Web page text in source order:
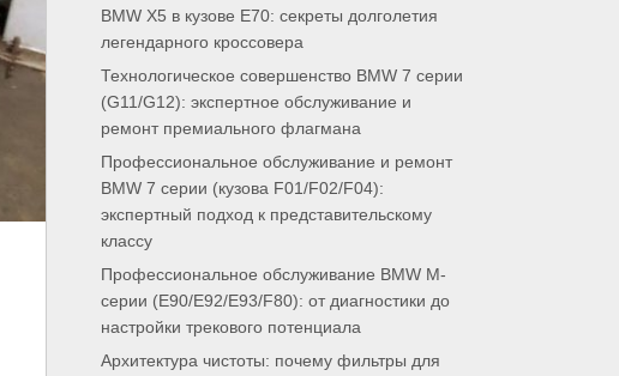
BMW X5 в кузове E70: секреты долголетия
легендарного кроссовера
Технологическое совершенство BMW 7 серии
(G11/G12): экспертное обслуживание и
ремонт премиального флагмана
Профессиональное обслуживание и ремонт
BMW 7 серии (кузова F01/F02/F04):
экспертный подход к представительскому
классу
Профессиональное обслуживание BMW M-
серии (E90/E92/E93/F80): от диагностики до
настройки трекового потенциала
Архитектура чистоты: почему фильтры для